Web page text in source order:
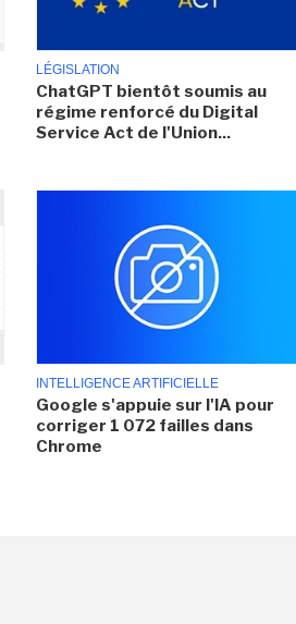
LÉGISLATION
ChatGPT bientôt soumis au
régime renforcé du Digital
Service Act de l'Union...
INTELLIGENCE ARTIFICIELLE
Google s'appuie sur l'IA pour
corriger 1 072 failles dans
Chrome